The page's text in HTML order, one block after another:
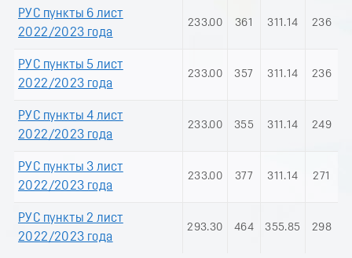
РУС пункты 6 лист
2022/2023 года
233.00 361 311.14 236
РУС пункты 5 лист
2022/2023 года
233.00 357 311.14 236
РУС пункты 4 лист
2022/2023 года
233.00 355 311.14 249
РУС пункты 3 лист
2022/2023 года
233.00 377 311.14 271
РУС пункты 2 лист
2022/2023 года
293.30 464 355.85 298